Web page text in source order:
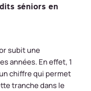
séniors en
subit une
années. En effet, 1
chiffre qui permet
tranche dans le